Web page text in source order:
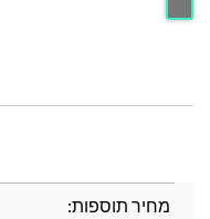
מחיר תוספות: